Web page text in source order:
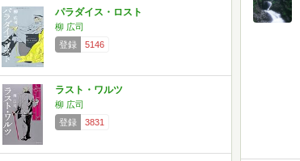
パラダイス・ロスト
柳 広司
登録
5146
ラスト・ワルツ
柳 広司
登録
3831